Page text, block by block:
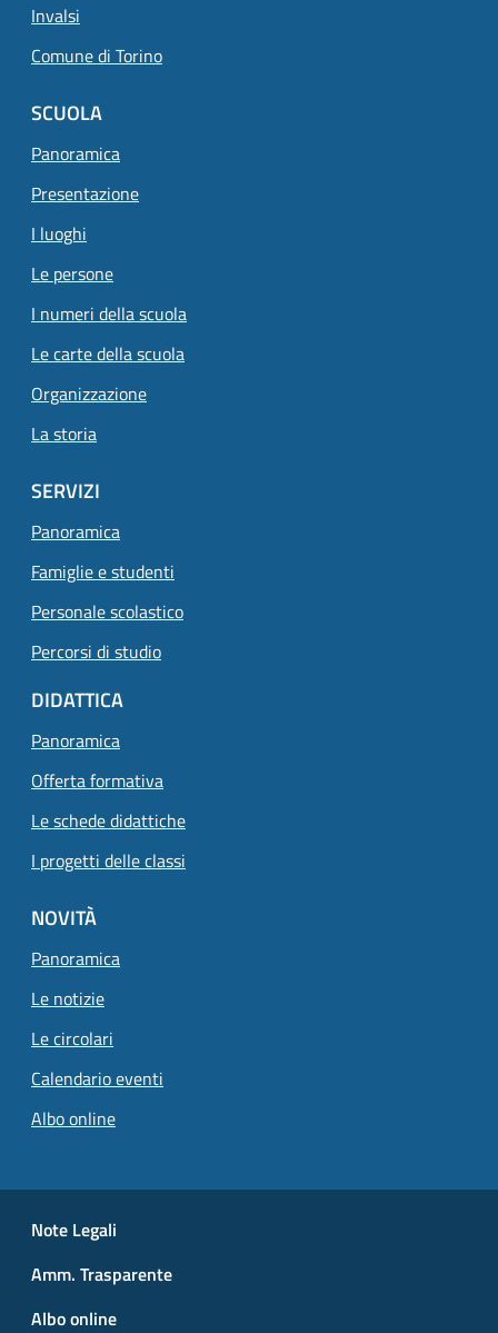
Invalsi
Comune di Torino
SCUOLA
Panoramica
Presentazione
I luoghi
Le persone
I numeri della scuola
Le carte della scuola
Organizzazione
La storia
SERVIZI
Panoramica
Famiglie e studenti
Personale scolastico
Percorsi di studio
DIDATTICA
Panoramica
Offerta formativa
Le schede didattiche
I progetti delle classi
NOVITÀ
Panoramica
Le notizie
Le circolari
Calendario eventi
Albo online
Small prints
Note Legali
Amm. Trasparente
Albo online